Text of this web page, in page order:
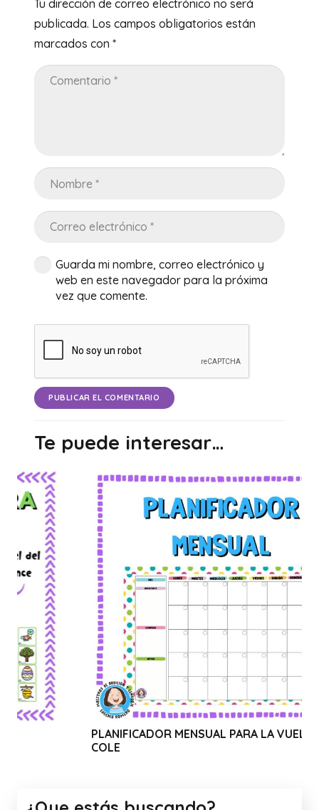
Tu dirección de correo electrónico no será
publicada. Los campos obligatorios están
marcados con *
Guarda mi nombre, correo electrónico y
web en este navegador para la próxima
vez que comente.
PUBLICAR EL COMENTARIO
Te puede interesar…
PLANIFICADOR MENSUAL PARA LA VUELTA AL